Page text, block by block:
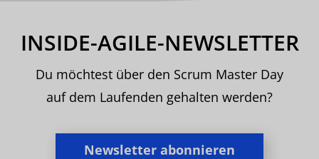
INSIDE-AGILE-NEWSLETTER
Du möchtest über den Scrum Master Day
auf dem Laufenden gehalten werden?
Newsletter abonnieren